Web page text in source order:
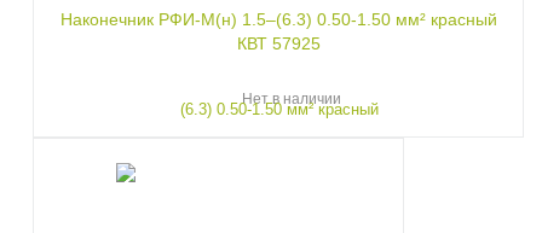
Наконечник РФИ-М(н) 1.5–(6.3) 0.50-1.50 мм² красный
КВТ 57925
Нет в наличии